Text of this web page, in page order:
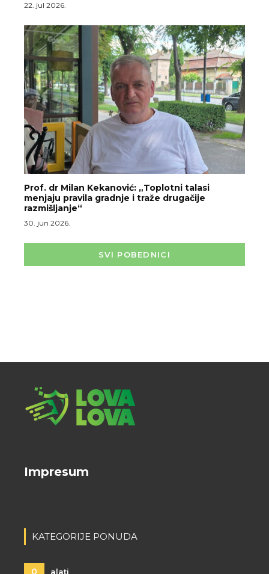
22. jul 2026.
Prof. dr Milan Kekanović: „Toplotni talasi
menjaju pravila gradnje i traže drugačije
razmišljanje“
30. jun 2026.
SVI POBEDNICI
Impresum
KATEGORIJE PONUDA
0 alati